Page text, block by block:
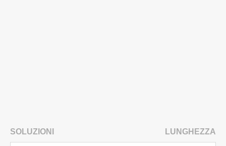
SOLUZIONI LUNGHEZZA